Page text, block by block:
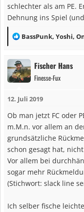
schlechter als am PE.
Dehnung ins Spiel
R
a
k
t
o
e
BassPunk, Yoshi,
Fischer Hans
Finesse-Fux
12. Juli 2019
Ob man jetzt FC oder
m.M.n. vor allem an
grundsätzliche
schon gesagt hat,
Vor allem bei
sogar mehr
(Stichwort: slack line
Ich selber fische